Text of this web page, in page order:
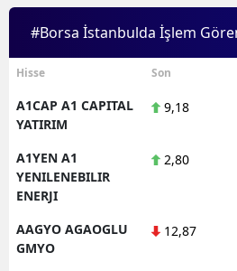
#Borsa İstanbulda İşlem
Hisse Son
A1CAP A1 CAPITAL
YATIRIM
9,18
A1YEN A1
YENILENEBILIR
ENERJI
2,80
AAGYO AGAOGLU
GMYO
12,87